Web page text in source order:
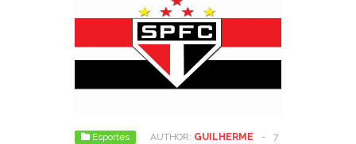
Esportes AUTHOR: GUILHERME - 7